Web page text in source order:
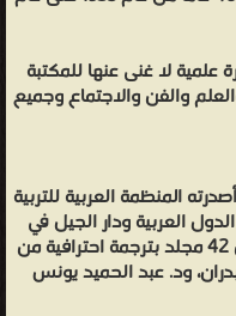
لا غنى عنها للمكتبة
والفن والاجتماع وجميع
المنظمة العربية للتربية
العربية ودار الجيل في
بيروت النسخة العربية تتكون من 42 مجلد بترجمة احترافية من
ود. عبد الحميد يونس